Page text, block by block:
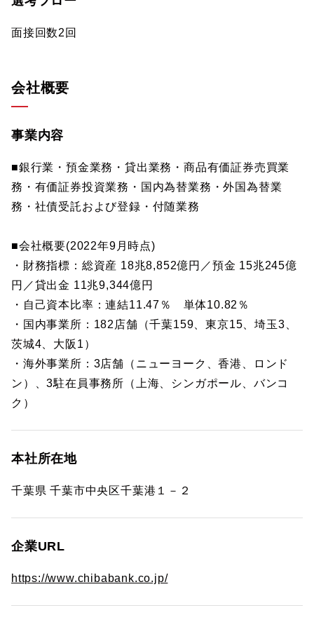
面接回数2回
会社概要
事業内容
■銀行業・預金業務・貸出業務・商品有価証券売買業
務・有価証券投資業務・国内為替業務・外国為替業
務・社債受託および登録・付随業務
■会社概要(2022年9月時点)
・財務指標：総資産 18兆8,852億円／預金 15兆245億
円／貸出金 11兆9,344億円
・自己資本比率：連結11.47％ 単体10.82％
・国内事業所：182店舗（千葉159、東京15、埼玉3、
茨城4、大阪1）
・海外事業所：3店舗（ニューヨーク、香港、ロンド
ン）、3駐在員事務所（上海、シンガポール、バンコ
ク）
本社所在地
千葉県 千葉市中央区千葉港１－２
企業URL
https://www.chibabank.co.jp/